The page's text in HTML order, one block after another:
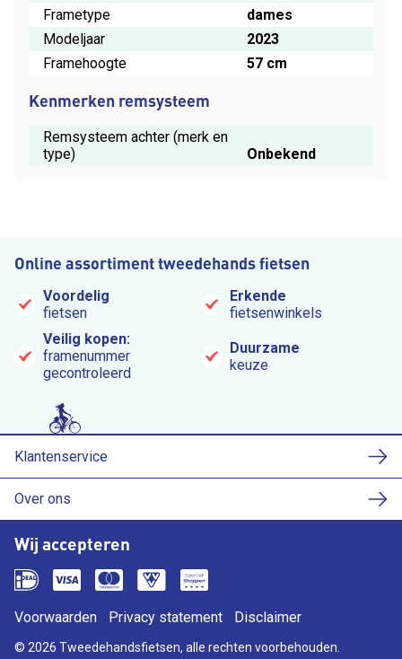
Frametype
dames
Modeljaar
2023
Framehoogte
57 cm
Kenmerken remsysteem
Remsysteem achter (merk en
type)
Onbekend
Online assortiment tweedehands fietsen
Voordelig
fietsen
Erkende
fietsenwinkels
Veilig kopen:
framenummer
gecontroleerd
Duurzame
keuze
Klantenservice
Over ons
Wij accepteren
Voorwaarden Privacy statement Disclaimer
© 2026 Tweedehandsfietsen, alle rechten voorbehouden.